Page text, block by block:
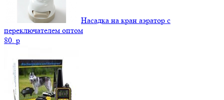
Насадка на кран аэратор с
переключателем оптом
80. p